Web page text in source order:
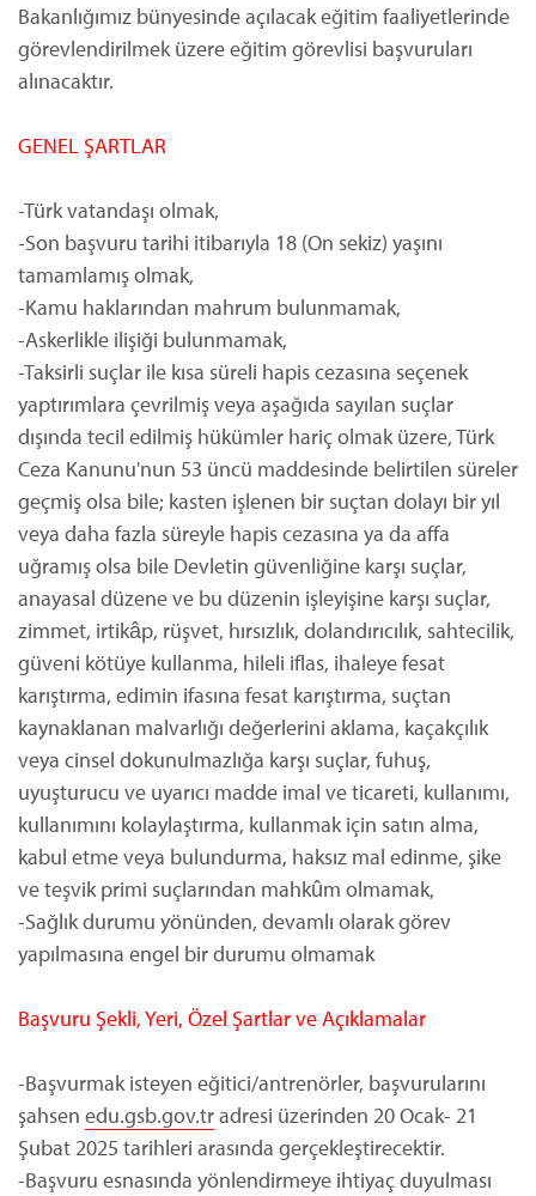
Bakanlığımız bünyesinde açılacak eğitim faaliyetlerinde
görevlendirilmek üzere eğitim görevlisi başvuruları
alınacaktır.
GENEL ŞARTLAR
-Türk vatandaşı olmak,
-Son başvuru tarihi itibarıyla 18 (On sekiz) yaşını
tamamlamış olmak,
-Kamu haklarından mahrum bulunmamak,
-Askerlikle ilişiği bulunmamak,
-Taksirli suçlar ile kısa süreli hapis cezasına seçenek
yaptırımlara çevrilmiş veya aşağıda sayılan suçlar
dışında tecil edilmiş hükümler hariç olmak üzere, Türk
Ceza Kanunu'nun 53 üncü maddesinde belirtilen süreler
geçmiş olsa bile; kasten işlenen bir suçtan dolayı bir yıl
veya daha fazla süreyle hapis cezasına ya da affa
uğramış olsa bile Devletin güvenliğine karşı suçlar,
anayasal düzene ve bu düzenin işleyişine karşı suçlar,
zimmet, irtikâp, rüşvet, hırsızlık, dolandırıcılık, sahtecilik,
güveni kötüye kullanma, hileli iflas, ihaleye fesat
karıştırma, edimin ifasına fesat karıştırma, suçtan
kaynaklanan malvarlığı değerlerini aklama, kaçakçılık
veya cinsel dokunulmazlığa karşı suçlar, fuhuş,
uyuşturucu ve uyarıcı madde imal ve ticareti, kullanımı,
kullanımını kolaylaştırma, kullanmak için satın alma,
kabul etme veya bulundurma, haksız mal edinme, şike
ve teşvik primi suçlarından mahkûm olmamak,
-Sağlık durumu yönünden, devamlı olarak görev
yapılmasına engel bir durumu olmamak
Başvuru Şekli, Yeri, Özel Şartlar ve Açıklamalar
-Başvurmak isteyen eğitici/antrenörler, başvurularını
şahsen edu.gsb.gov.tradresi üzerinden 20 Ocak- 21
Şubat 2025 tarihleri arasında gerçekleştirecektir.
-Başvuru esnasında yönlendirmeye ihtiyaç duyulması